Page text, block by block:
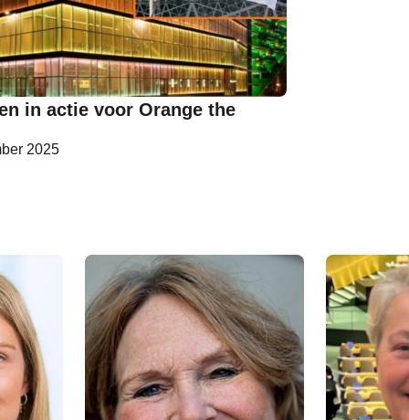
in actie voor Orange the
2025